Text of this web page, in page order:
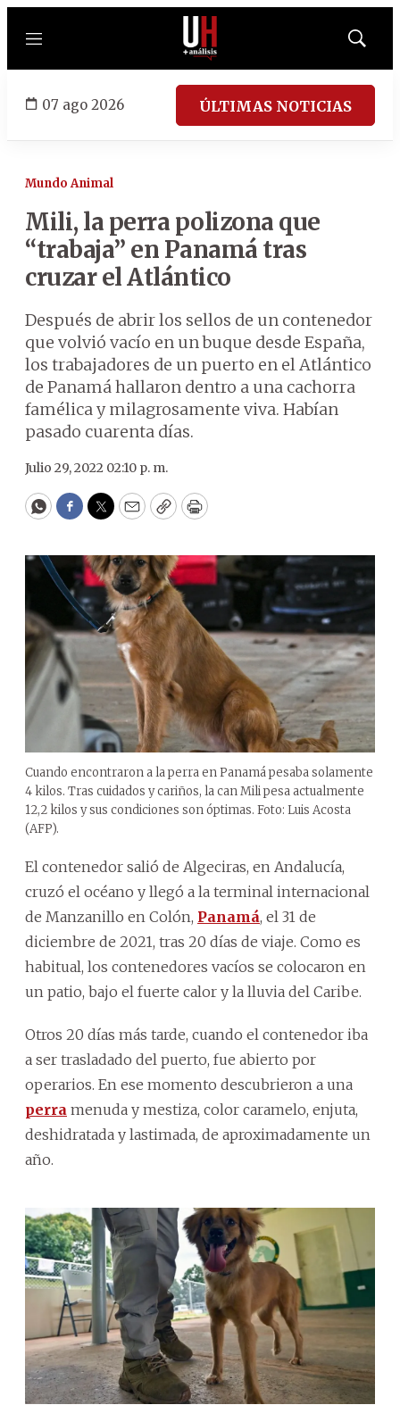
Menú
Mostrar
07 ago 2026 ÚLTIMAS NOTICIAS
Mundo Animal
Mili, la perra polizona que
“trabaja” en Panamá tras
cruzar el Atlántico
Después de abrir los sellos de un contenedor
que volvió vacío en un buque desde España,
los trabajadores de un puerto en el Atlántico
de Panamá hallaron dentro a una cachorra
famélica y milagrosamente viva. Habían
pasado cuarenta días.
Julio 29, 2022 02:10 p. m.
WhatsApp
Facebook
Twitter
EmailCopyPrint
Cuando encontraron a la perra en Panamá pesaba solamente
4 kilos. Tras cuidados y cariños, la can Mili pesa actualmente
12,2 kilos y sus condiciones son óptimas. Foto: Luis Acosta
(AFP).
El contenedor salió de Algeciras, en Andalucía,
cruzó el océano y llegó a la terminal internacional
de Manzanillo en Colón, Panamá, el 31 de
diciembre de 2021, tras 20 días de viaje. Como es
habitual, los contenedores vacíos se colocaron en
un patio, bajo el fuerte calor y la lluvia del Caribe.
Otros 20 días más tarde, cuando el contenedor iba
a ser trasladado del puerto, fue abierto por
operarios. En ese momento descubrieron a una
perra menuda y mestiza, color caramelo, enjuta,
deshidratada y lastimada, de aproximadamente un
año.